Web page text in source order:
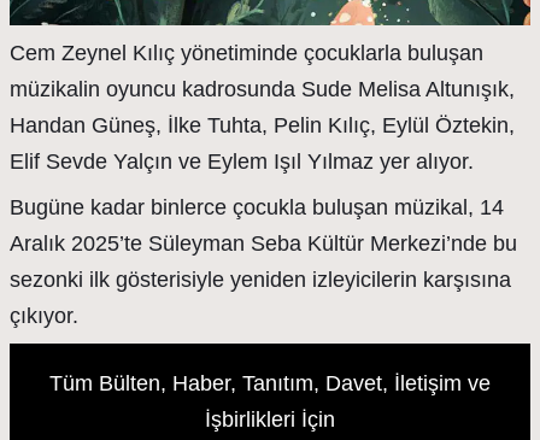
Cem Zeynel Kılıç yönetiminde çocuklarla buluşan
müzikalin oyuncu kadrosunda Sude Melisa Altunışık,
Handan Güneş, İlke Tuhta, Pelin Kılıç, Eylül Öztekin,
Elif Sevde Yalçın ve Eylem Işıl Yılmaz yer alıyor.
Bugüne kadar binlerce çocukla buluşan müzikal, 14
Aralık 2025’te Süleyman Seba Kültür Merkezi’nde bu
sezonki ilk gösterisiyle yeniden izleyicilerin karşısına
çıkıyor.
Tüm Bülten, Haber, Tanıtım, Davet, İletişim ve
İşbirlikleri İçin